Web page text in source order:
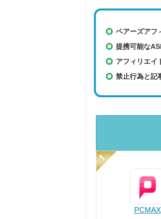
ペアーズアフ
提携可能な
アフィリエイ
禁止行為と記
PCMAX